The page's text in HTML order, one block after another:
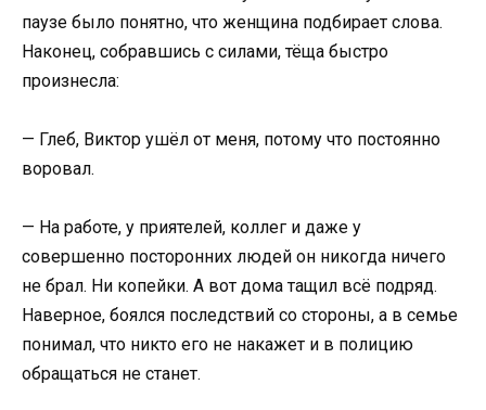
паузе было понятно, что женщина подбирает слова.
Наконец, собравшись с силами, тёща быстро
произнесла:
— Глеб, Виктор ушёл от меня, потому что постоянно
воровал.
— На работе, у приятелей, коллег и даже у
совершенно посторонних людей он никогда ничего
не брал. Ни копейки. А вот дома тащил всё подряд.
Наверное, боялся последствий со стороны, а в семье
понимал, что никто его не накажет и в полицию
обращаться не станет.